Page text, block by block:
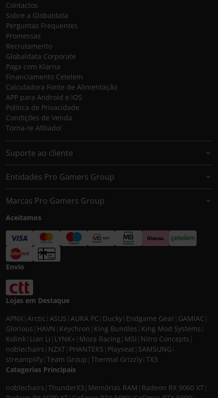
Contactos
Sobre a Globaldata
Perguntas Frequentes
Promessas
Recrutamento
Globaldata Corporate
Paga com Klarna
Financiamento Cetelem
Calculadora Fonte de Alimentação
APP para Android e IOS
Política de Privacidade
Condições de Venda
Torna-te Afiliado!
Suporte ao cliente
Entidades Pro Gamers Group
Marcas Pro Gamers Group
Aceitamos
Envio
Lojas em Destaque
APNX Arctic ASUS AURA PC Ducky Endgame Gear GAMIAC
Glorious HAVN Keychron King Bundles King Mod Systems
Kolink Lian Li LYNK+ Moza Racing MSI Nitro Concepts
noblechairs NZXT PHANTEKS Playseat SAMSUNG
streamplify Team Group Thermal Grizzly TX3
Categorias Principais
noblechairs ThunderX3 Memórias RAM Radeon RX 9060 XT